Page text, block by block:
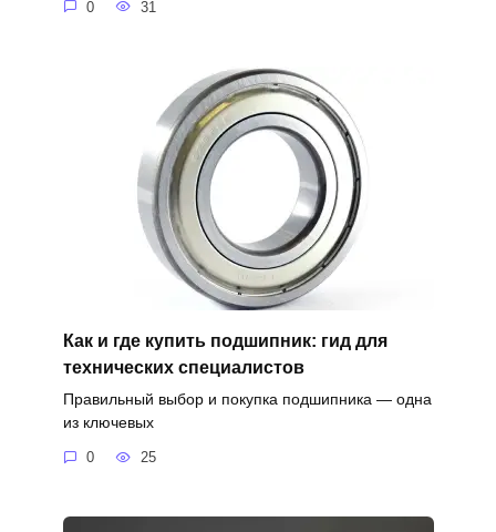
0 31
Как и где купить подшипник: гид для
технических специалистов
Правильный выбор и покупка подшипника — одна
из ключевых
0 25